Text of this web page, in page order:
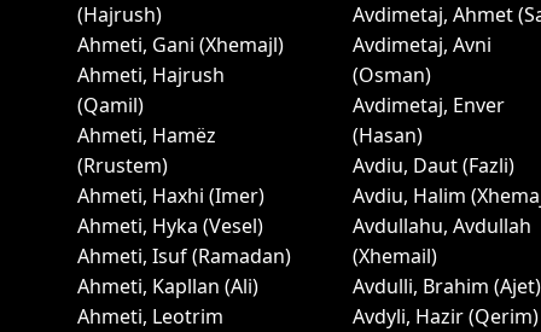
(Hajrush)
Ahmeti, Gani (Xhemajl)
Ahmeti, Hajrush
(Qamil)
Ahmeti, Hamëz
(Rrustem)
Ahmeti, Haxhi (Imer)
Ahmeti, Hyka (Vesel)
Ahmeti, Isuf (Ramadan)
Ahmeti, Kapllan (Ali)
Ahmeti, Leotrim
Avdimetaj, Ahmet
Avdimetaj, Avni
(Osman)
Avdimetaj, Enver
(Hasan)
Avdiu, Daut (Fazli)
Avdiu, Halim
Avdullahu, Avdullah
(Xhemail)
Avdulli, Brahim (Ajet)
Avdyli, Hazir (Qerim)